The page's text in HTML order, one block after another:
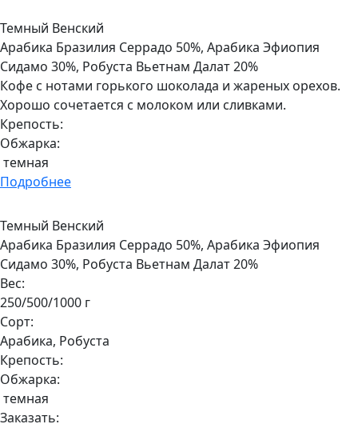
Темный Венский
Арабика Бразилия Серрадо 50%, Арабика Эфиопия
Сидамо 30%, Робуста Вьетнам Далат 20%
Кофе с нотами горького шоколада и жареных орехов.
Хорошо сочетается с молоком или сливками.
Крепость:
Обжарка:
темная
Подробнее
Темный Венский
Арабика Бразилия Серрадо 50%, Арабика Эфиопия
Сидамо 30%, Робуста Вьетнам Далат 20%
Вес:
250/500/1000 г
Сорт:
Арабика, Робуста
Крепость:
Обжарка:
темная
Заказать: